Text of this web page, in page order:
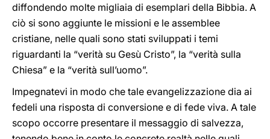
diffondendo molte migliaia di esemplari della Bibbia. A
ciò si sono aggiunte le missioni e le assemblee
cristiane, nelle quali sono stati sviluppati i temi
riguardanti la “verità su Gesù Cristo”, la “verità sulla
Chiesa” e la “verità sull’uomo”.
Impegnatevi in modo che tale evangelizzazione dia ai
fedeli una risposta di conversione e di fede viva. A tale
scopo occorre presentare il messaggio di salvezza,